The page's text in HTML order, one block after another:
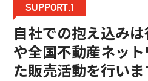
SUPPORT.1
自社での抱え込み
や全国不動産ネッ
た販売活動を行いま